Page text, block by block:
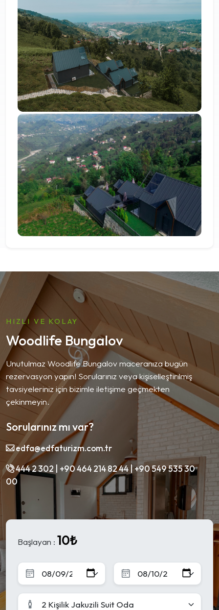
HIZLI VE KOLAY
Woodlife Bungalov
Unutulmaz Woodlife Bungalov maceranıza bugün
rezervasyon yapın! Sorularınız veya kişiselleştirilmiş
tavsiyeleriniz için bizimle iletişime geçmekten
çekinmeyin.
Sorularınız mı var?
edfa@edfaturizm.com.tr
444 2 302 | +90 464 214 82 44 | +90 549 535 30
00
Başlayan : 10₺
2 Kişilik Jakuzili Suit Oda